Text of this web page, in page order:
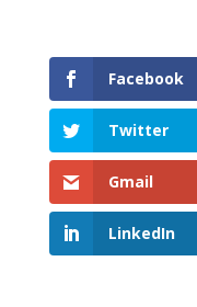
Facebook
Twitter
Gmail
LinkedIn